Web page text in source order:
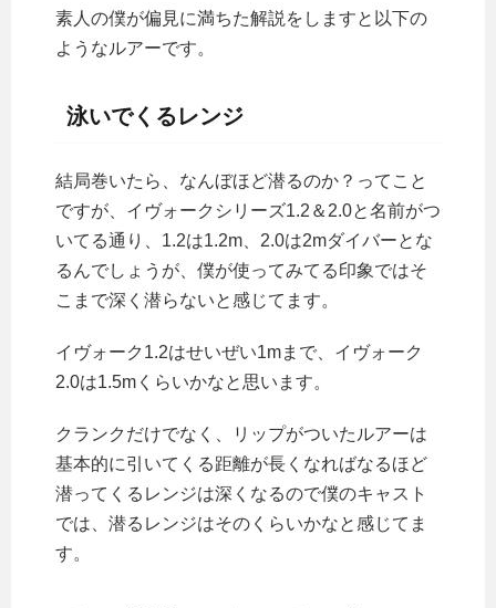
素人の僕が偏見に満ちた解説をしますと以下の
ようなルアーです。
泳いでくるレンジ
結局巻いたら、なんぼほど潜るのか？ってこと
ですが、イヴォークシリーズ1.2＆2.0と名前がつ
いてる通り、1.2は1.2m、2.0は2mダイバーとな
るんでしょうが、僕が使ってみてる印象ではそ
こまで深く潜らないと感じてます。
イヴォーク1.2はせいぜい1mまで、イヴォーク
2.0は1.5mくらいかなと思います。
クランクだけでなく、リップがついたルアーは
基本的に引いてくる距離が長くなればなるほど
潜ってくるレンジは深くなるので僕のキャスト
では、潜るレンジはそのくらいかなと感じてま
す。